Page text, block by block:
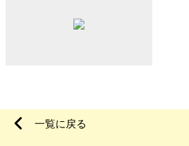
一覧に戻る